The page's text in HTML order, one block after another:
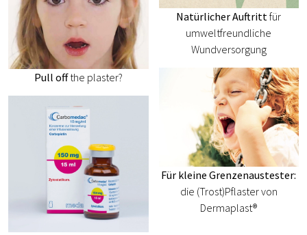
Natürlicher Auftritt für
umweltfreundliche
Wundversorgung
Pull offthe plaster?
Für kleine Grenzenaustester:
die (Trost)Pflaster von
Dermaplast®